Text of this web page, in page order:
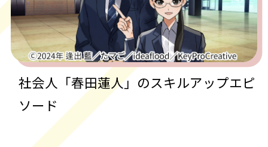
社会人「春田蓮人」のスキルアップエピ
ソード